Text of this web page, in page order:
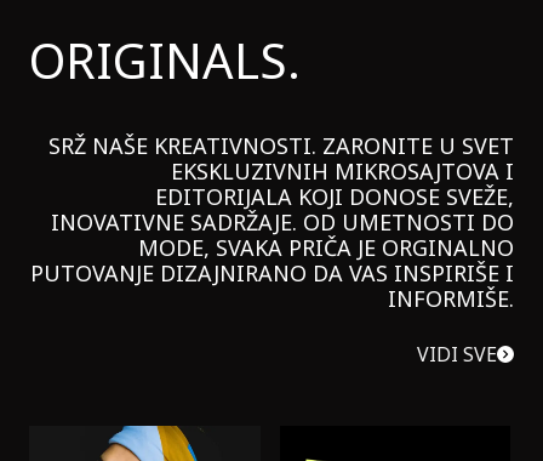
ORIGINALS.
SRŽ NAŠE KREATIVNOSTI. ZARONITE U SVET
EKSKLUZIVNIH MIKROSAJTOVA I
EDITORIJALA KOJI DONOSE SVEŽE,
INOVATIVNE SADRŽAJE. OD UMETNOSTI DO
MODE, SVAKA PRIČA JE ORGINALNO
PUTOVANJE DIZAJNIRANO DA VAS INSPIRIŠE I
INFORMIŠE.
VIDI SVE